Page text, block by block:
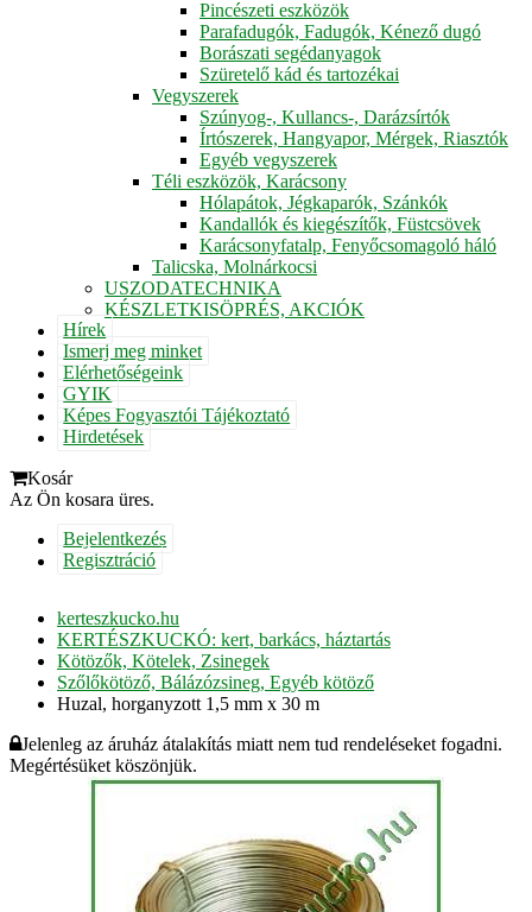
Pincészeti eszközök
Parafadugók, Fadugók, Kénező dugó
Borászati segédanyagok
Szüretelő kád és tartozékai
Vegyszerek
Szúnyog-, Kullancs-, Darázsírtók
Írtószerek, Hangyapor, Mérgek, Riasztók
Egyéb vegyszerek
Téli eszközök, Karácsony
Hólapátok, Jégkaparók, Szánkók
Kandallók és kiegészítők, Füstcsövek
Karácsonyfatalp, Fenyőcsomagoló háló
Talicska, Molnárkocsi
USZODATECHNIKA
KÉSZLETKISÖPRÉS, AKCIÓK
Hírek
Ismerj meg minket
Elérhetőségeink
GYIK
Képes Fogyasztói Tájékoztató
Hirdetések
Kosár
Az Ön kosara üres.
Bejelentkezés
Regisztráció
kerteszkucko.hu
KERTÉSZKUCKÓ: kert, barkács, háztartás
Kötözők, Kötelek, Zsinegek
Szőlőkötöző, Bálázózsineg, Egyéb kötöző
Huzal, horganyzott 1,5 mm x 30 m
Jelenleg az áruház átalakítás miatt nem tud rendeléseket fogadni.
Megértésüket köszönjük.